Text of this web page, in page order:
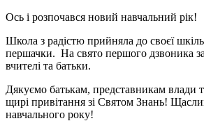
Ось і розпочався новий навчальний рік!
Школа з радістю прийняла до своєї
першачки. На свято першого дзвоника
вчителі та батьки.
Дякуємо батькам, представникам влади
щирі привітання зі Святом Знань!
навчального року!